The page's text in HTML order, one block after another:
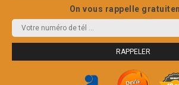
On vous rappelle